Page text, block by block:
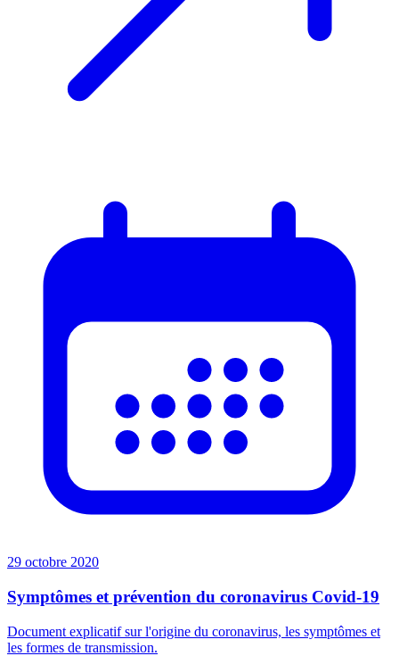
29 octobre 2020
Symptômes et prévention du coronavirus Covid-19
Document explicatif sur l'origine du coronavirus, les symptômes et
les formes de transmission.